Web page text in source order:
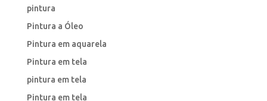
pintura
Pintura a Óleo
Pintura em aquarela
Pintura em tela
pintura em tela
Pintura em tela